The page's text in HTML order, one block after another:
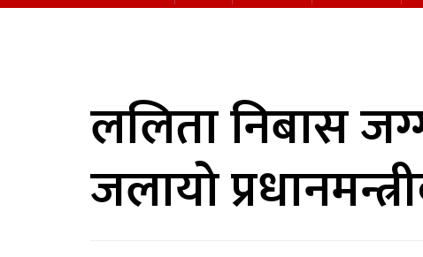
समाज
सम्पादकीयललिता निबास
जलायो